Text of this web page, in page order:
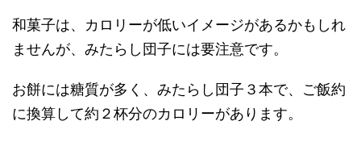
和菓子は、カロリーが低いイメージがあるかもしれ
ませんが、みたらし団子には要注意です。
お餅には糖質が多く、みたらし団子３本で、ご飯約
に換算して約２杯分のカロリーがあります。